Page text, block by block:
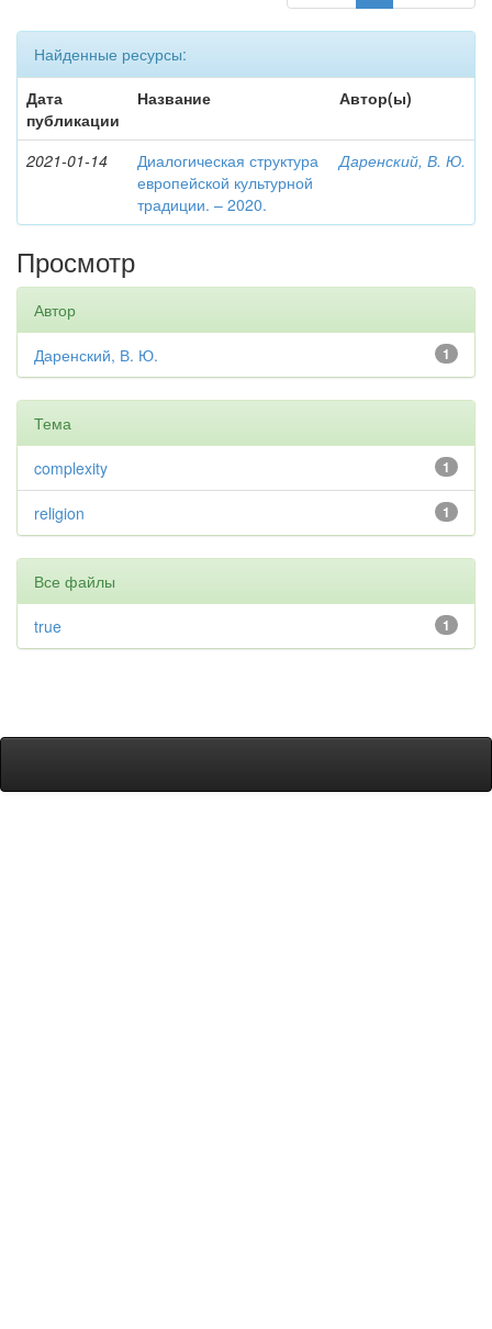
Найденные ресурсы:
Дата
публикации
Название Автор(ы)
2021-01-14
Диалогическая структура
европейской культурной
традиции. – 2020.
Даренский, В. Ю.
Просмотр
Автор
1
Даренский, В. Ю.
Тема
1
complexity
1
religion
Все файлы
1
true